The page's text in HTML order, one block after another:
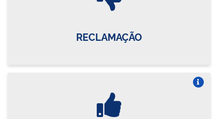
RECLAMAÇÃO